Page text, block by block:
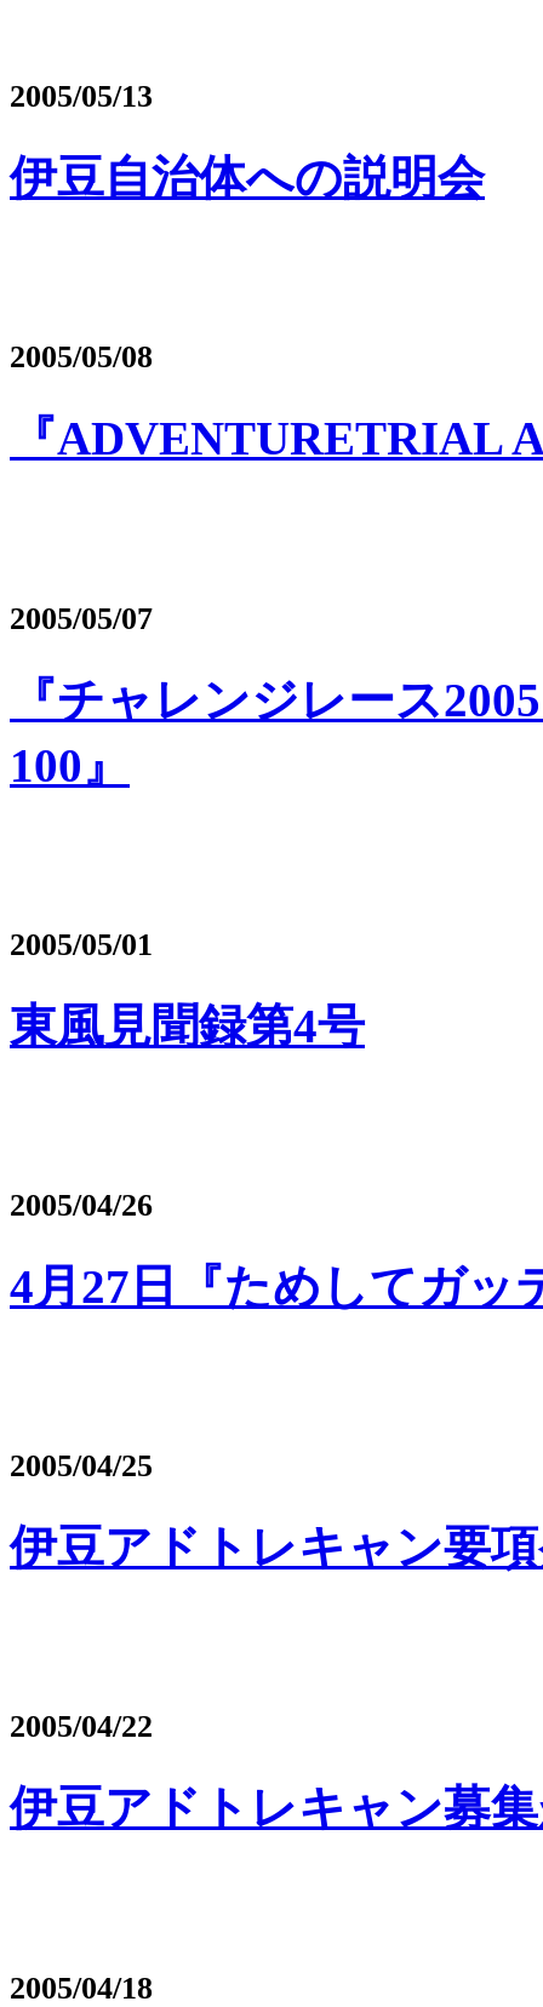
2005/05/13
伊豆自治体への説明会
2005/05/08
『ADVENTURETRIAL
2005/05/07
『チャレンジレース
100』
2005/05/01
東風見聞録第4号
2005/04/26
4月27日『ためしてガッ
2005/04/25
伊豆アドトレキャン要
2005/04/22
伊豆アドトレキャン募
2005/04/18